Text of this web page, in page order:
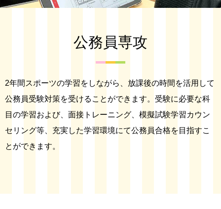
公務員専攻
2年間スポーツの学習をしながら、放課後の時間を活用して
公務員受験対策を受けることができます。受験に必要な科
目の学習および、面接トレーニング、模擬試験学習カウン
セリング等、充実した学習環境にて公務員合格を目指すこ
とができます。